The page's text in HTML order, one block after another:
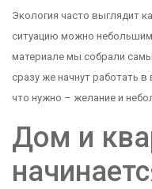
Экология часто выглядит
ситуацию можно
материале мы собрали
сразу же начнут работать
что нужно – желание и
Дом и